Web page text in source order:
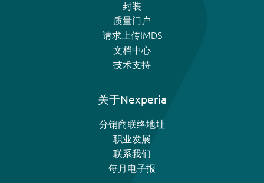
封装
质量门户
请求上传IMDS
文档中心
技术支持
关于Nexperia
分销商联络地址
职业发展
联系我们
每月电子报